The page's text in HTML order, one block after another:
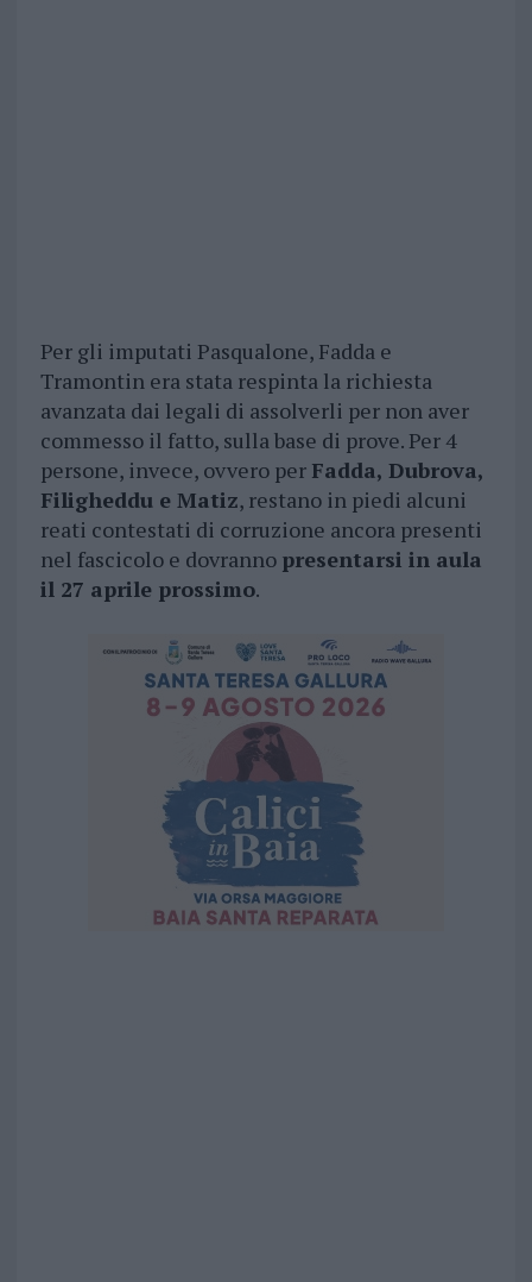
Per gli imputati Pasqualone, Fadda e
Tramontin era stata respinta la richiesta
avanzata dai legali di assolverli per non aver
commesso il fatto, sulla base di prove. Per 4
persone, invece, ovvero per Fadda, Dubrova,
Filigheddu e Matiz, restano in piedi alcuni
reati contestati di corruzione ancora presenti
nel fascicolo e dovranno presentarsi in aula
il 27 aprile prossimo.